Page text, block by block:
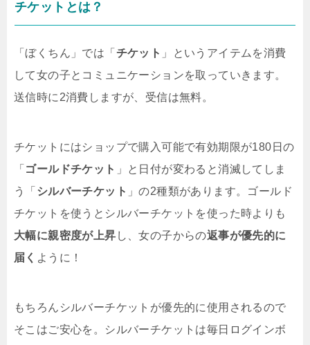
チケットとは？
「ぼくちん」では「 チケット 」というアイテムを消費
して女の子とコミュニケーションを取っていきます。
送信時に2消費しますが、受信は無料。
チケットにはショップで購入可能で有効期限が180日の
「 ゴールドチケット 」と日付が変わると消滅してしま
う「 シルバーチケット 」の2種類があります。ゴールド
チケットを使うとシルバーチケットを使った時よりも
大幅に親密度が上昇 し、女の子からの返事が優先的に
届く ように！
もちろんシルバーチケットが優先的に使用されるので
そこはご安心を。シルバーチケットは毎日ログインボ